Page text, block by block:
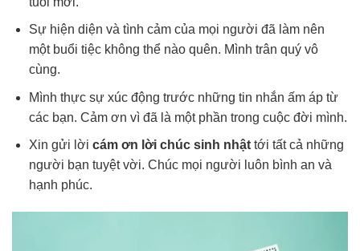
Sự hiện diện và tình cảm của mọi người đã làm nên
một buổi tiệc không thể nào quên. Mình trân quý vô
cùng.
Mình thực sự xúc động trước những tin nhắn ấm áp từ
các bạn. Cảm ơn vì đã là một phần trong cuộc đời mình.
Xin gửi lời cám ơn lời chúc sinh nhậttới tất cả những
người bạn tuyệt vời. Chúc mọi người luôn bình an và
hạnh phúc.